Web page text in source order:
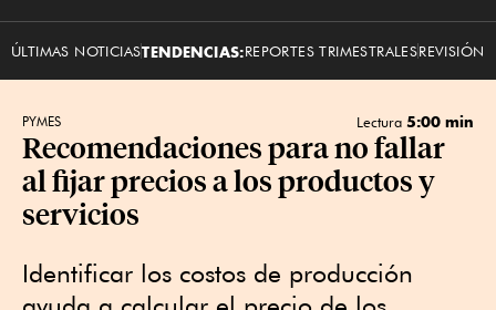
ÚLTIMAS NOTICIASTENDENCIAS:REPORTES TRIMESTRALESREVISIÓN
PYMES Lectura 5:00 min
Recomendaciones para no fallar
al fijar precios a los productos y
servicios
Identificar los costos de producción